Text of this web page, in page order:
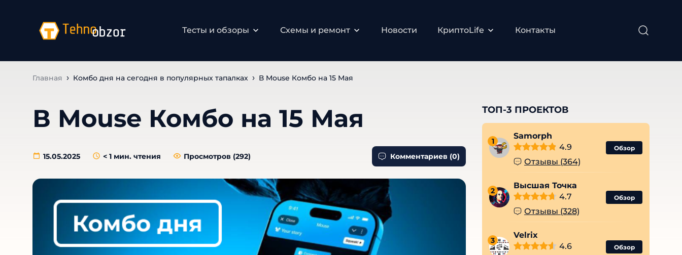
Тесты и обзоры Схемы и ремонт Новости КриптоLife Контакты
Главная Комбо дня на сегодня в популярных тапалках В Mouse Комбо на 15 Мая
В Mouse Комбо на 15 Мая
15.05.2025 < 1 мин. чтения Просмотров (292) Комментариев (0)
ТОП-3 ПРОЕКТОВ
1
Samorph
4.9
Отзывы (364)
Обзор
2
Высшая Точка
4.7
Отзывы (328)
Обзор
3
Velrix
4.6
Обзор